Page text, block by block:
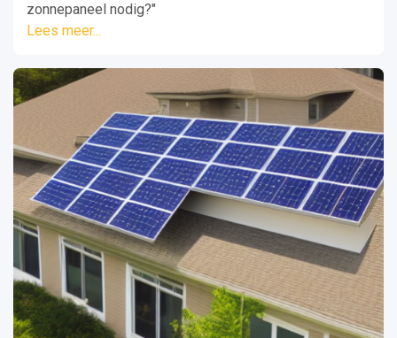
zonnepaneel nodig?"
Lees meer...